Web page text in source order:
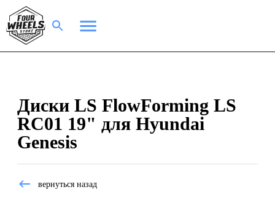
Диски LS FlowForming LS
RC01 19" для Hyundai
Genesis
вернуться назад